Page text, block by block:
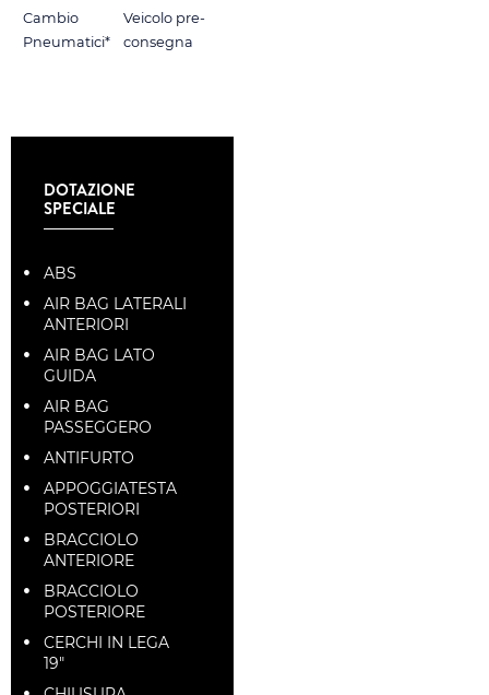
Cambio
Pneumatici*
Veicolo pre-
consegna
DOTAZIONE
SPECIALE
ABS
AIR BAG LATERALI
ANTERIORI
AIR BAG LATO
GUIDA
AIR BAG
PASSEGGERO
ANTIFURTO
APPOGGIATESTA
POSTERIORI
BRACCIOLO
ANTERIORE
BRACCIOLO
POSTERIORE
CERCHI IN LEGA
19"